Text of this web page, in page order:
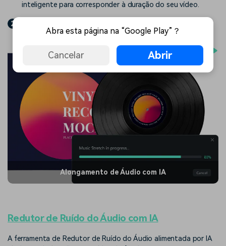
inteligente para corresponder à duração do seu vídeo.
2
Alongamento de Áudio com IA
Redutor de Ruído do Áudio com IA
A ferramenta de Redutor de Ruído do Áudio alimentada por IA
Abra esta página na “Google Play”？
Cancelar Abrir